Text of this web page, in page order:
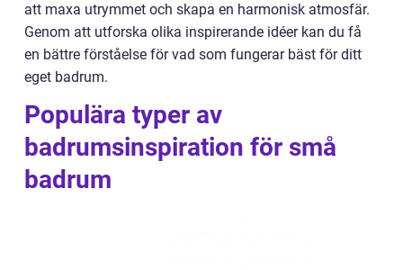
att maxa utrymmet och skapa en harmonisk atmosfär.
Genom att utforska olika inspirerande idéer kan du få
en bättre förståelse för vad som fungerar bäst för ditt
eget badrum.
Populära typer av
badrumsinspiration för små
badrum